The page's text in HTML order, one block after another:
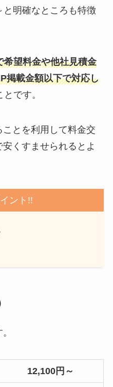
明確なところも特徴
希望料金や他社見積金
掲載金額以下で対応し
です。
とを利用して料金交
くすませられるとよ
ント!!
12,100円～